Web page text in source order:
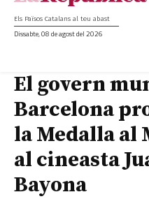
Els Països Catalans al teu abast
Dissabte, 08 de agost del 2026
El govern
Barcelona
la Medalla al
al cineasta
Bayona